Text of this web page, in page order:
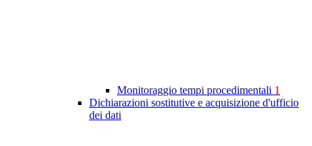
Monitoraggio tempi procedimentali 1
Dichiarazioni sostitutive e acquisizione d'ufficio
dei dati